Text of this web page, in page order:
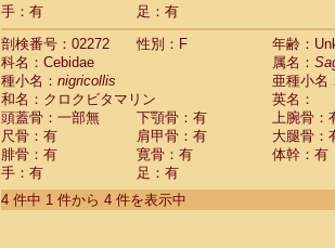
Atelidae Lagothrix lagothricha
AtelidaeLagothrix lagothricha cana(0)
Pitheciidae
Cacajao calvus
Pitheciidae
Callicebus cupreus(0)
Pitheciidae Callicebus donacophilus(0)
PitheciidaeCallicebus moloch(0)
Pitheciidae Callicebus torquatus(0)
Pitheciidae Callicebus
Pitheciidae Chiropotes satanas
Pitheciidae Pithecia monachus
PitheciidaePithecia pithecia
手：有
足：有
剖検番号：02272
性別：F
年齢：
科名：Cebidae
属名：
種小名： nigricollis
亜種小名
和名：クロクビタマリン
英名：
頭蓋骨：一部無
下顎骨：有
上腕骨：
尺骨：有
肩甲骨：有
大腿骨：
腓骨：有
寛骨：有
体幹：有
手：有
足：有
4 件中 1 件から 4 件を表示中